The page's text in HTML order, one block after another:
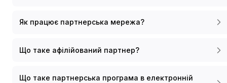
Як працює партнерська мережа?
Що таке афілійований партнер?
Що таке партнерська програма в електронній